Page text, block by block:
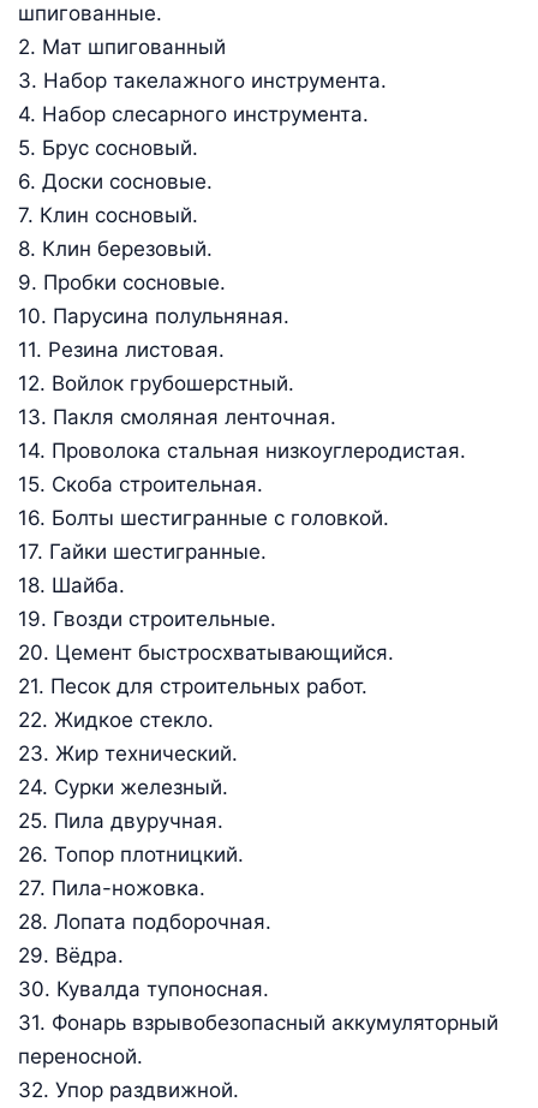
шпигованные.
2. Мат шпигованный
3. Набор такелажного инструмента.
4. Набор слесарного инструмента.
5. Брус сосновый.
6. Доски сосновые.
7. Клин сосновый.
8. Клин березовый.
9. Пробки сосновые.
10. Парусина полульняная.
11. Резина листовая.
12. Войлок грубошерстный.
13. Пакля смоляная ленточная.
14. Проволока стальная низкоуглеродистая.
15. Скоба строительная.
16. Болты шестигранные с головкой.
17. Гайки шестигранные.
18. Шайба.
19. Гвозди строительные.
20. Цемент быстросхватывающийся.
21. Песок для строительных работ.
22. Жидкое стекло.
23. Жир технический.
24. Сурки железный.
25. Пила двуручная.
26. Топор плотницкий.
27. Пила-ножовка.
28. Лопата подборочная.
29. Вёдра.
30. Кувалда тупоносная.
31. Фонарь взрывобезопасный аккумуляторный
переносной.
32. Упор раздвижной.